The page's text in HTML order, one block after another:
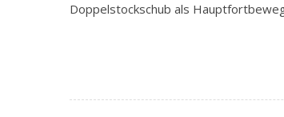
Doppelstockschub als